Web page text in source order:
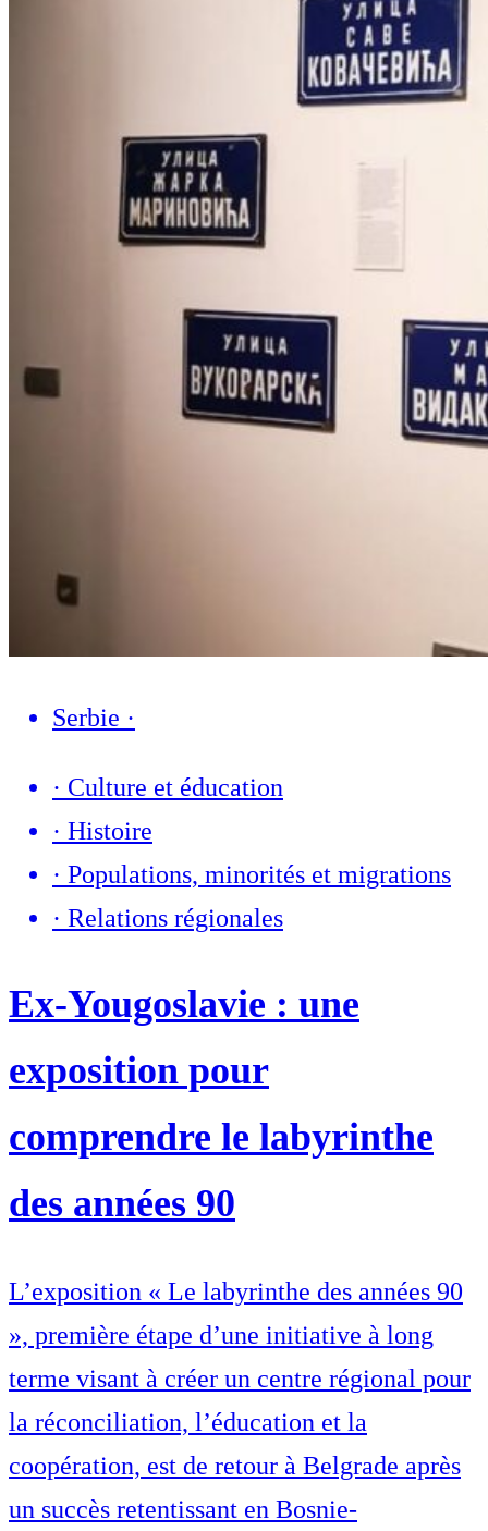
Serbie ·
· Culture et éducation
· Histoire
· Populations, minorités et migrations
· Relations régionales
Ex-Yougoslavie : une
exposition pour
comprendre le labyrinthe
des années 90
L’exposition « Le labyrinthe des années 90
», première étape d’une initiative à long
terme visant à créer un centre régional pour
la réconciliation, l’éducation et la
coopération, est de retour à Belgrade après
un succès retentissant en Bosnie-